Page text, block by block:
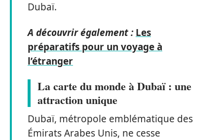
Dubaï.
A découvrir également : Les
préparatifs pour un voyage à
l’étranger
La carte du monde à Dubaï : une
attraction unique
Dubaï, métropole emblématique des
Émirats Arabes Unis, ne cesse